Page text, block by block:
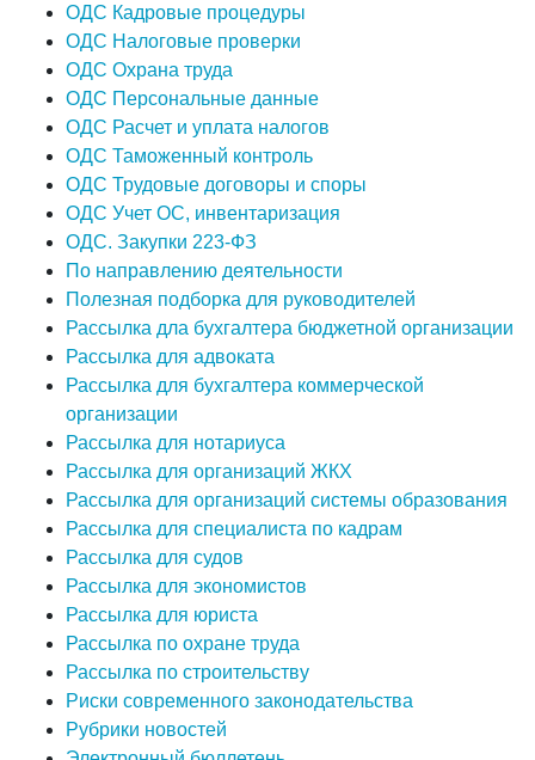
ОДС Кадровые процедуры
ОДС Налоговые проверки
ОДС Охрана труда
ОДС Персональные данные
ОДС Расчет и уплата налогов
ОДС Таможенный контроль
ОДС Трудовые договоры и споры
ОДС Учет ОС, инвентаризация
ОДС. Закупки 223-ФЗ
По направлению деятельности
Полезная подборка для руководителей
Рассылка дла бухгалтера бюджетной организации
Рассылка для адвоката
Рассылка для бухгалтера коммерческой
организации
Рассылка для нотариуса
Рассылка для организаций ЖКХ
Рассылка для организаций системы образования
Рассылка для специалиста по кадрам
Рассылка для судов
Рассылка для экономистов
Рассылка для юриста
Рассылка по охране труда
Рассылка по строительству
Риски современного законодательства
Рубрики новостей